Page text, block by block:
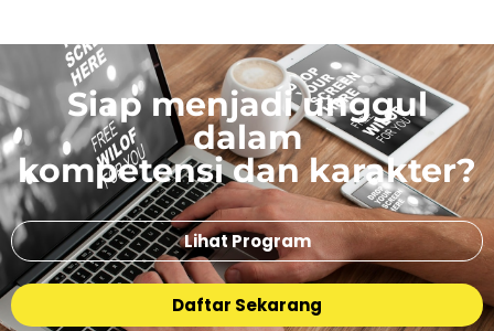
Siap menjadi unggul
dalam
kompetensi dan karakter?
Lihat Program
Daftar Sekarang